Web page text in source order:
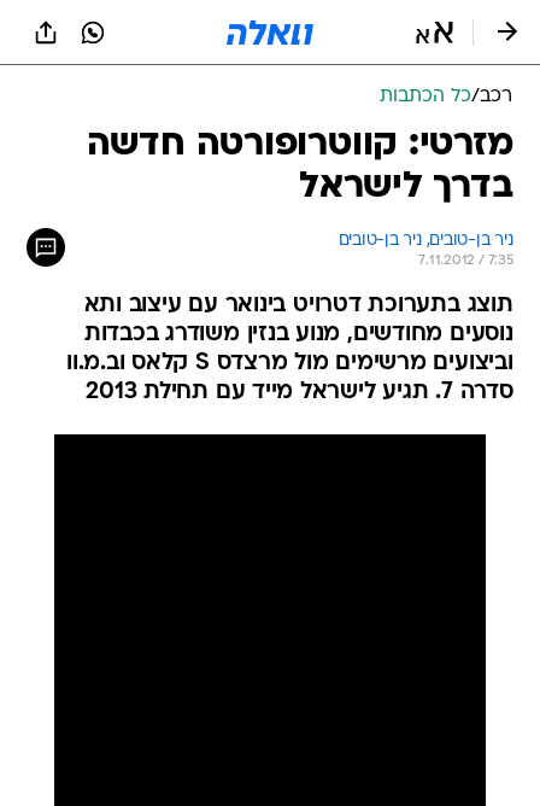
רכב/כל הכתבות
מזרטי: קווטרופורטה חדשה
בדרך לישראל
ניר בן-טובים, ניר בן-טובים
7.11.2012 / 7:35
תוצג בתערוכת דטרויט בינואר עם עיצוב ותא
נוסעים מחודשים, מנוע בנזין משודרג בכבדות
וביצועים מרשימים מול מרצדס S קלאס וב.מ.וו
סדרה 7. תגיע לישראל מייד עם תחילת 2013